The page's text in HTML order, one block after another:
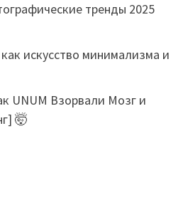
тренды 2025
искусство минимализма и
UNUM Взорвали Мозг и
🤯